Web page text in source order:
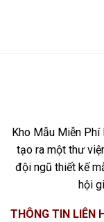
Kho Mẫu Miễn Phí
tạo ra một thư
đội ngũ thiết kế
hội
THÔNG TIN LIÊN